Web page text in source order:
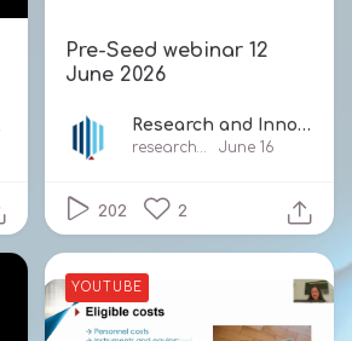
Pre-Seed webinar 12
June 2026
Research and Innovation Foundation Cyprus
June 16
202 2
YOUTUBE